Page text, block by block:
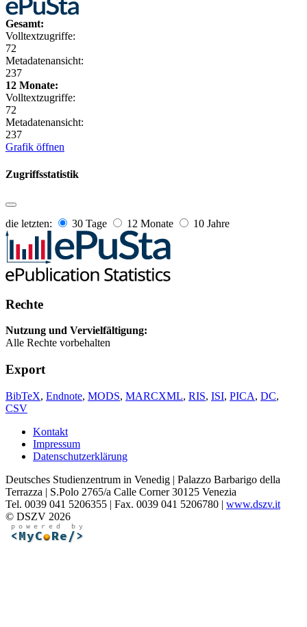
Gesamt:
Volltextzugriffe:
72
Metadatenansicht:
237
12 Monate:
Volltextzugriffe:
72
Metadatenansicht:
237
Grafik öffnen
Zugriffsstatistik
die letzten: 30 Tage 12 Monate 10 Jahre
Rechte
Nutzung und Vervielfältigung:
Alle Rechte vorbehalten
Export
BibTeX, Endnote, MODS, MARCXML, RIS, ISI, PICA, DC,
CSV
Kontakt
Impressum
Datenschutzerklärung
Deutsches Studienzentrum in Venedig | Palazzo Barbarigo della
Terrazza | S.Polo 2765/a Calle Corner 30125 Venezia
Tel. 0039 041 5206355 | Fax. 0039 041 5206780 | www.dszv.it
© DSZV 2026